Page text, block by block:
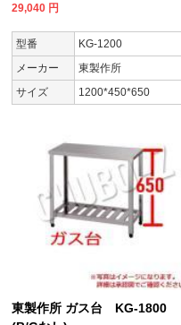
29,040 円
型番
KG-1200
メーカー
東製作所
サイズ
1200*450*650
東製作所 ガス台 KG-1800